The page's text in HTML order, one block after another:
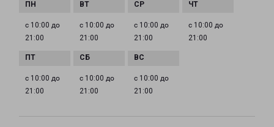
с 10:00 до
21:00
с 10:00 до
21:00
с 10:00 до
21:00
с 10:00 до
21:00
с 10:00 до
21:00
с 10:00 до
21:00
с 10:00 до
21:00